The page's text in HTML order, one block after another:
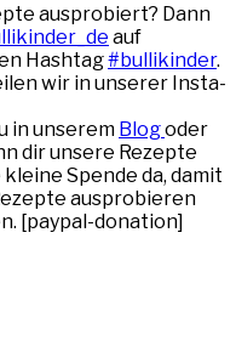
ausprobiert? Dann
auf
Hashtag#bullikinder.
wir in unserer Insta-
in unserem Blogoder
dir unsere Rezepte
Spende da, damit
ausprobieren
[paypal-donation]